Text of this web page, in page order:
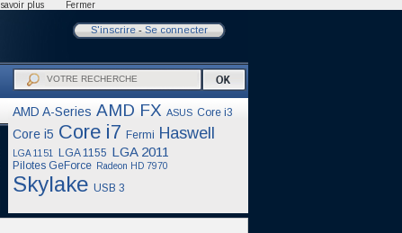
S'inscrire- Se connecter
AMD A-Series AMD FX ASUS Core i3
Core i5 Core i7 Fermi Haswell
LGA 1151 LGA 1155 LGA 2011
Pilotes GeForce Radeon HD 7970
Skylake USB 3
savoir plus Fermer